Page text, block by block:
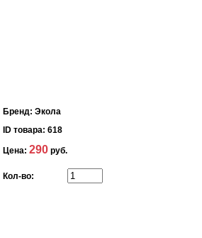
Бренд: Экола
ID товара: 618
Цена:290 руб.
Кол-во: